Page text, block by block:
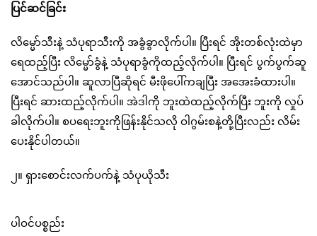
ပြင်ဆင်ခြင်း
လိမ္မော်သီးနဲ့ သံပုရာသီးကို အခွံခွာလိုက်ပါ။ ပြီးရင် အိုးတစ်လုံးထဲမှာ
ရေထည့်ပြီး လိမ္မော်ခွံနဲ့ သံပုရာခွံကိုထည့်လိုက်ပါ။ ပြီးရင် ပွက်ပွက်ဆူ
အောင်သည်ပါ။ ဆူလာပြီဆိုရင် မီးဖိုပေါ်ကချပြီး အအေးခံထားပါ။
ပြီးရင် ဆားထည့်လိုက်ပါ။ အဲဒါကို ဘူးထဲထည့်လိုက်ပြီး ဘူးကို လှုပ်
ခါလိုက်ပါ။ စပရေးဘူးကိုဖြန်းနိုင်သလို ဝါဂွမ်းစနဲ့တို့ပြီးလည်း လိမ်း
ပေးနိုင်ပါတယ်။
၂။ ရှားစောင်းလက်ပက်နဲ့ သံပုယိုသီး
ပါဝင်ပစ္စည်း